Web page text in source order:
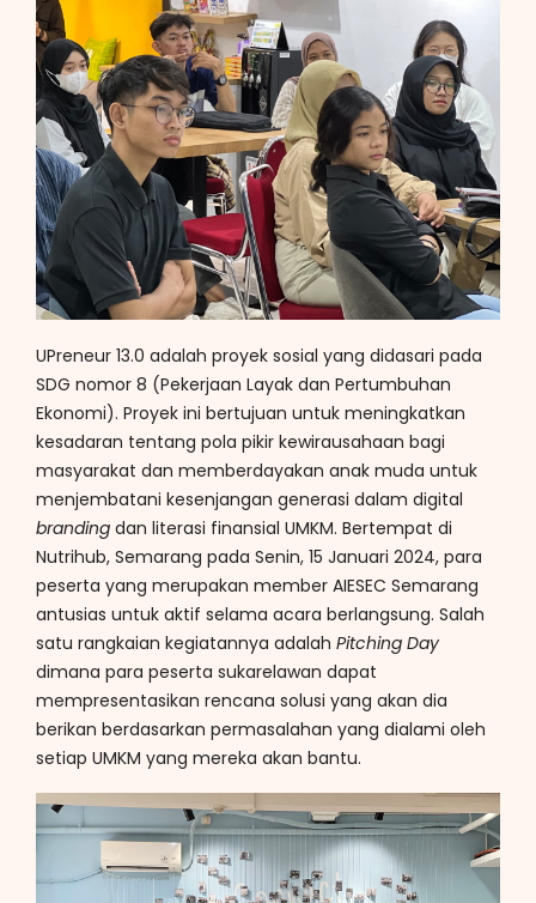
UPreneur 13.0 adalah proyek sosial yang didasari pada
SDG nomor 8 (Pekerjaan Layak dan Pertumbuhan
Ekonomi). Proyek ini bertujuan untuk meningkatkan
kesadaran tentang pola pikir kewirausahaan bagi
masyarakat dan memberdayakan anak muda untuk
menjembatani kesenjangan generasi dalam digital
branding dan literasi finansial UMKM. Bertempat di
Nutrihub, Semarang pada Senin, 15 Januari 2024, para
peserta yang merupakan member AIESEC Semarang
antusias untuk aktif selama acara berlangsung. Salah
satu rangkaian kegiatannya adalah Pitching Day
dimana para peserta sukarelawan dapat
mempresentasikan rencana solusi yang akan dia
berikan berdasarkan permasalahan yang dialami oleh
setiap UMKM yang mereka akan bantu.